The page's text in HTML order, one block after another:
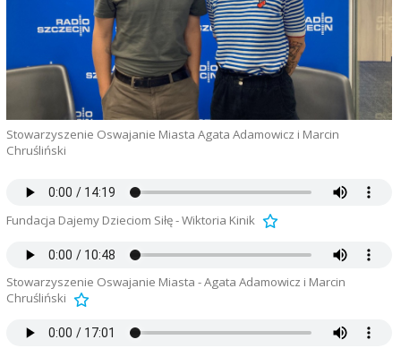
Stowarzyszenie Oswajanie Miasta Agata Adamowicz i Marcin
Chruśliński
Fundacja Dajemy Dzieciom Siłę - Wiktoria Kinik
Stowarzyszenie Oswajanie Miasta - Agata Adamowicz i Marcin
Chruśliński